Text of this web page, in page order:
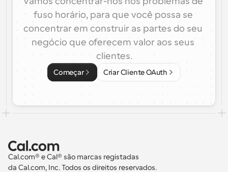
fuso horário, para que você possa se
concentrar em construir as partes do seu
negócio que oferecem valor aos seus
clientes.
Começar Criar Cliente OAuth
Cal.com® e Cal® são marcas registadas
da Cal.com, Inc. Todos os direitos reservados.